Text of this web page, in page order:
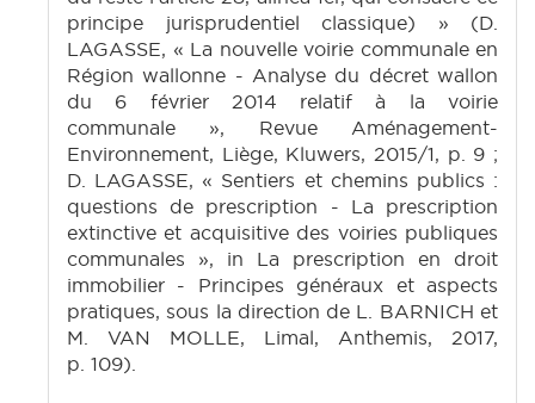
principe jurisprudentiel classique) » (D.
LAGASSE, « La nouvelle voirie communale en
Région wallonne - Analyse du décret wallon
du 6 février 2014 relatif à la voirie
communale », Revue Aménagement-
Environnement, Liège, Kluwers, 2015/1, p. 9 ;
D. LAGASSE, « Sentiers et chemins publics :
questions de prescription - La prescription
extinctive et acquisitive des voiries publiques
communales », in La prescription en droit
immobilier - Principes généraux et aspects
pratiques, sous la direction de L. BARNICH et
M. VAN MOLLE, Limal, Anthemis, 2017,
p. 109).